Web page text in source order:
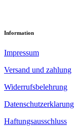
Information
Impressum
Versand und zahlung
Widerrufsbelehrung
Datenschutzerklarung
Haftungsausschluss